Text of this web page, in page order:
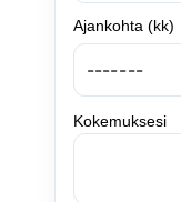
Ajankohta (kk)
Kokemuksesi